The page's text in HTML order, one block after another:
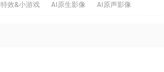
特效&小游戏 AI原生影像 AI原声影像